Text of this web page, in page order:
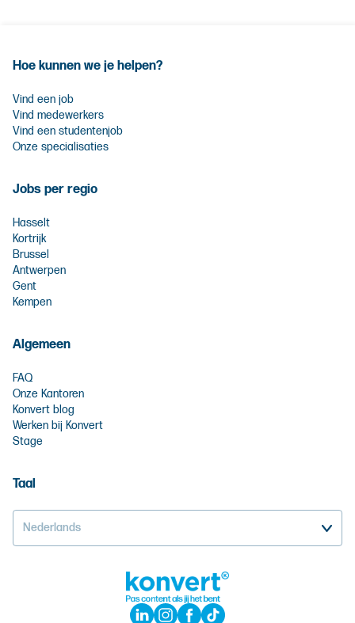
Hoe kunnen we je helpen?
Vind een job
Vind medewerkers
Vind een studentenjob
Onze specialisaties
Jobs per regio
Hasselt
Kortrijk
Brussel
Antwerpen
Gent
Kempen
Algemeen
FAQ
Onze Kantoren
Konvert blog
Werken bij Konvert
Stage
Taal
Nederlands